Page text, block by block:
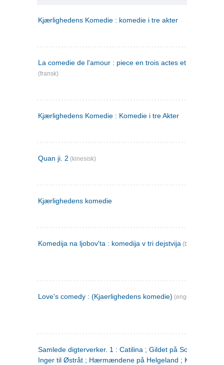
Kjærlighedens Komedie : komedie i tre akter
La comedie de l'amour : piece en trois actes et en vers
(fransk)
Kjærlighedens Komedie : Komedie i tre Akter
Quan ji. 2 (kinesisk)
Kjærlighedens komedie
Komedija na ljobov'ta : komedija v tri dejstvija (bulgarsk)
Love's comedy : (Kjaerlighedens komedie) (engelsk)
Samlede digterverker. 1 : Catilina ; Gildet på Solhaug ; Fru
Inger til Østråt ; Hærmændene på Helgeland ;